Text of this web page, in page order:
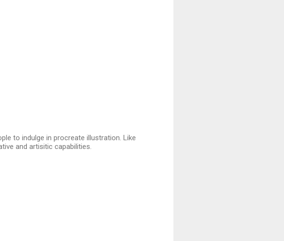
to indulge in procreate illustration. Like
and artisitic capabilities.